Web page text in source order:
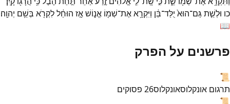
כו וּלְשֵׁ֤תגַּם־הוּא֙ יֻלַּד־בֵּ֔ן וַיִּקְרָ֥אאֶת־שְׁמ֖וֹ אֱנ֑וֹשׁאָ֣ז הוּחַ֔ללִקְרֹ֖א בְּשֵׁ֥ם יְהוָֽה׃
📖
פרשנים על הפרק
📜
תרגום אונקלוסאונקלוס26 פסוקים
📜